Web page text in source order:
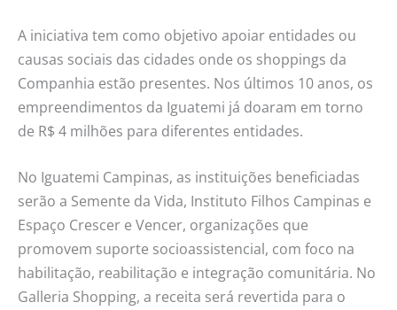
A iniciativa tem como objetivo apoiar entidades ou
causas sociais das cidades onde os shoppings da
Companhia estão presentes. Nos últimos 10 anos, os
empreendimentos da Iguatemi já doaram em torno
de R$ 4 milhões para diferentes entidades.
No Iguatemi Campinas, as instituições beneficiadas
serão a Semente da Vida, Instituto Filhos Campinas e
Espaço Crescer e Vencer, organizações que
promovem suporte socioassistencial, com foco na
habilitação, reabilitação e integração comunitária. No
Galleria Shopping, a receita será revertida para o